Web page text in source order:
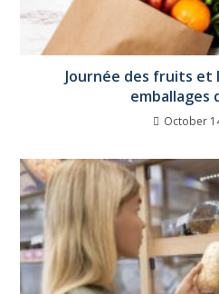
Journée des fruits et
emballages
October